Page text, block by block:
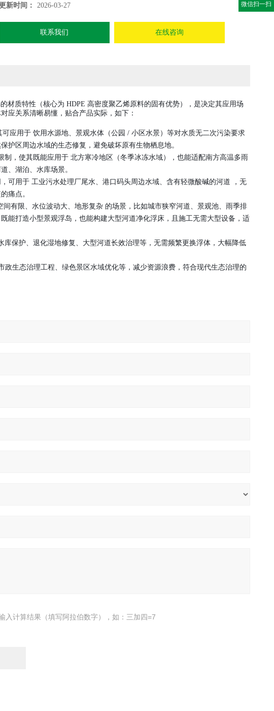
更新时间：
2026-03-27
联系我们 在线咨询
的材质特性（核心为 HDPE 高密度聚乙烯原料的固有优势），是决定其应用场
应关系清晰易懂，贴合产品实际，如下：
应用于 饮用水源地、景观水体（公园 / 小区水景）等对水质无二次污染要求
护区周边水域的生态修复，避免破坏原有生物栖息地。
，使其既能应用于 北方寒冷地区（冬季冰冻水域），也能适配南方高温多雨
、湖泊、水库场景。
可用于 工业污水处理厂尾水、港口码头周边水域、含有轻微酸碱的河道 ，无
痛点。
有限、水位波动大、地形复杂 的场景，比如城市狭窄河道、景观池、雨季排
能打造小型景观浮岛，也能构建大型河道净化浮床，且施工无需大型设备，适
保护、退化湿地修复、大型河道长效治理等，无需频繁更换浮体，大幅降低
生态治理工程、绿色景区水域优化等，减少资源浪费，符合现代生态治理的
入计算结果（填写阿拉伯数字），如：三加四=7
微信扫一扫